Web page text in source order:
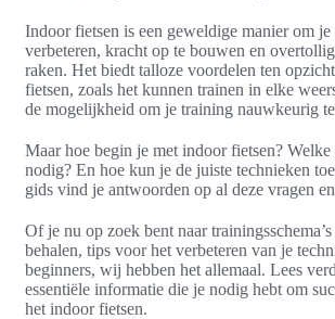
Indoor fietsen is een geweldige manier om
verbeteren, kracht op te bouwen en
raken. Het biedt talloze voordelen ten
fietsen, zoals het kunnen trainen in elke
de mogelijkheid om je training nauwkeurig
Maar hoe begin je met indoor fietsen? Welke
nodig? En hoe kun je de juiste technieken
gids vind je antwoorden op al deze vragen
Of je nu op zoek bent naar
behalen, tips voor het verbeteren van je
beginners, wij hebben het allemaal. Lees
essentiële informatie die je nodig hebt om
het indoor fietsen.